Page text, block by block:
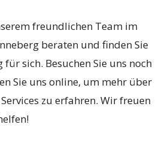
freundlichen Team im
beraten und finden Sie
sich. Besuchen Sie uns noch
Sie uns online, um mehr über
zu erfahren. Wir freuen